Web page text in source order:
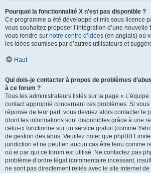
Pourquoi la fonctionnalité X n’est pas disponible ?
Ce programme a été développé et mis sous licence
vous souhaitez proposer l’intégration d’une
vous rendre sur notre centre d’idées (en anglais) où
les idées soumises par d’autres utilisateurs et
Haut
Qui dois-je contacter à propos de problèmes
à ce forum ?
Tous les administrateurs listés sur la page «
contact approprié concernant ces problèmes. Si vous
réponse de leur part, vous devriez alors contacter le
(dont les informations sont disponibles grâce à une
celui-ci fonctionne sur un service gratuit (comme
de gestion des abus. Veuillez noter que phpBB
juridiction et ne peut en aucun cas être tenu comme
où et par qui ce forum est utilisé. Ne contactez pas
problème d’ordre légal (commentaire incessant,
ne sont pas directement reliés avec le site internet